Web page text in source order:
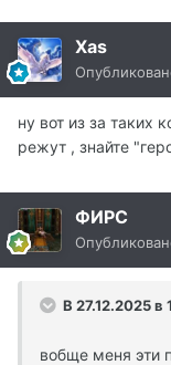
Xas
ну вот из за таких
режут , знайте
ФИРС
В 27.12.2025 в
вобще меня эти